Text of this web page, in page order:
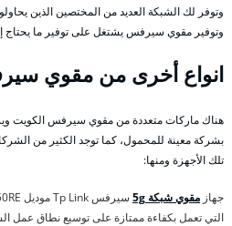
وتوفر لك الشبكة العديد من المختصين الذين
وتوفير مقوي سيرفس يشتغل على توفير ما يحتاج
انواع أخرى من مقوي
هناك ماركات متعددة من مقوي سيرفس الكويت
بشركة معينة للمحمول، كما توجد الكثير من
تلك الأجهزة ومنها:
جهاز مقوي شبكة 5g
التي تعمل بكفاءة ممتازة على توسيع نطاق عمل